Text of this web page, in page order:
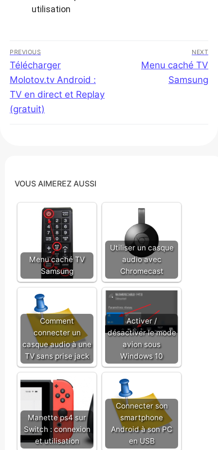
utilisation
Navigation
de
l’article
PREVIOUS
Previous
post:
Télécharger
Molotov.tv Android :
TV en direct et Replay
(gratuit)
NEXT
Next
Menu caché TV
Samsung
VOUS AIMEREZ AUSSI
Menu caché TV
Samsung
Utiliser un casque
audio avec
Chromecast
Comment
connecter un
casque audio à une
TV sans prise jack
Activer /
désactiver le mode
avion sous
Windows 10
Manette ps4 sur
Switch : connexion
et utilisation
Connecter son
smartphone
Android à son PC
en USB